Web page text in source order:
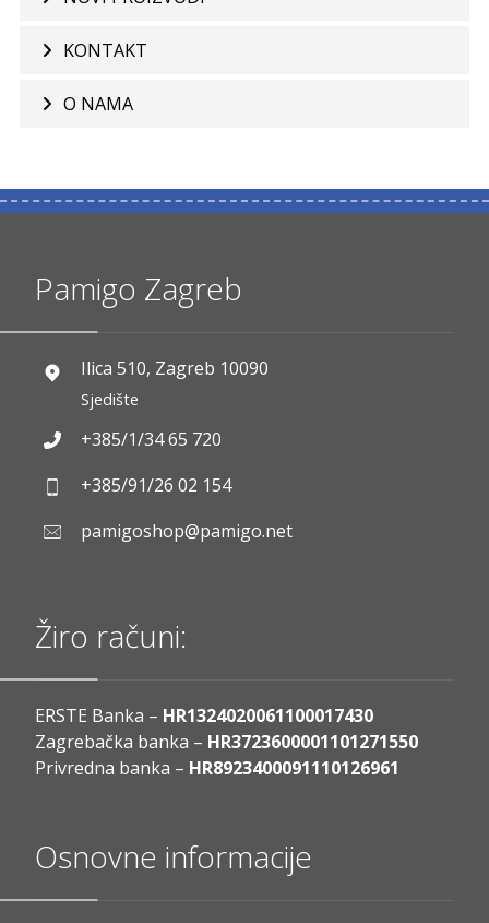
KONTAKT
O NAMA
Pamigo Zagreb
Ilica 510, Zagreb 10090
Sjedište
+385/1/34 65 720
+385/91/26 02 154
pamigoshop@pamigo.net
Žiro računi:
ERSTE Banka – HR1324020061100017430
Zagrebačka banka – HR3723600001101271550
Privredna banka – HR8923400091110126961
Osnovne informacije